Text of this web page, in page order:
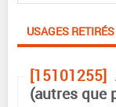
USAGES RETIRÉS
[15101255]
(autres que